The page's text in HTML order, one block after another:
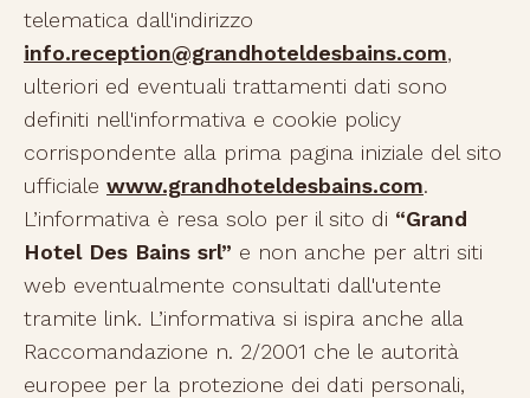
telematica dall'indirizzo
info.reception@grandhoteldesbains.com,
ulteriori ed eventuali trattamenti dati sono
definiti nell'informativa e cookie policy
corrispondente alla prima pagina iniziale del sito
ufficiale www.grandhoteldesbains.com.
L’informativa è resa solo per il sito di “Grand
Hotel Des Bains srl” e non anche per altri siti
web eventualmente consultati dall'utente
tramite link. L’informativa si ispira anche alla
Raccomandazione n. 2/2001 che le autorità
europee per la protezione dei dati personali,